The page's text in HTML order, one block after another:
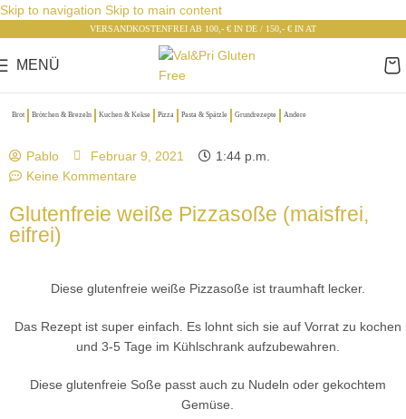
Skip to navigation Skip to main content
VERSANDKOSTENFREI AB 100,- € IN DE / 150,- € IN AT
MENÜ
Brot Brötchen & Brezeln Kuchen & Kekse Pizza Pasta & Spätzle Grundrezepte Andere
Pablo Februar 9, 2021
1:44 p.m.
Keine Kommentare
Glutenfreie weiße Pizzasoße (maisfrei,
eifrei)
Diese glutenfreie weiße Pizzasoße ist traumhaft lecker.
Das Rezept ist super einfach. Es lohnt sich sie auf Vorrat zu kochen
und 3-5 Tage im Kühlschrank aufzubewahren.
Diese glutenfreie Soße passt auch zu Nudeln oder gekochtem
Gemüse.